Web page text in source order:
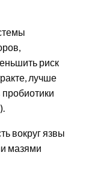
риск
лучше
вокруг язвы
мазями